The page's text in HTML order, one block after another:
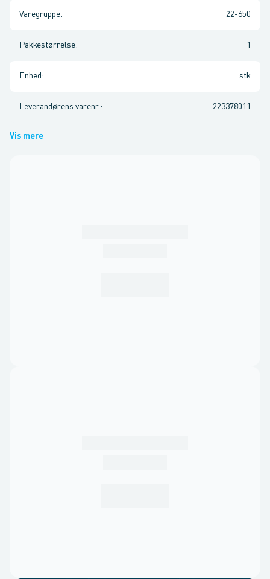
Varegruppe: 22-650
Pakkestørrelse: 1
Enhed : stk
Leverandørens varenr. : 223378011
Vis mere